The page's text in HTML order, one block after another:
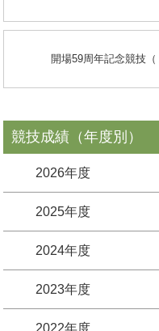
開場59周年記念競技（
競技成績（年度別）
2026年度
2025年度
2024年度
2023年度
2022年度